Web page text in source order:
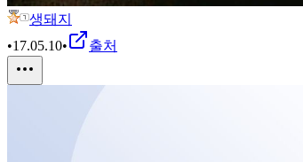
생돼지
•17.05.10• 출처